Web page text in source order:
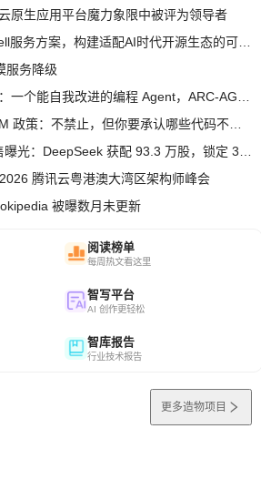
原生应用平台魔力象限中被评为领导者
服务降级
腾讯云粤港澳大湾区架构师峰会
被曝数月未更新
阅读榜单
每周热文看这里
智写平台
AI 创作更轻松
智库报告
行业技术报告
更多造物项目